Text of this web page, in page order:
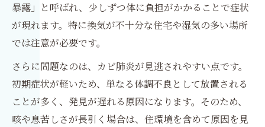
暴露」と呼ばれ、少しずつ体に負担がかかることで症状
が現れます。特に換気が不十分な住宅や湿気の多い場所
では注意が必要です。
さらに問題なのは、カビ肺炎が見逃されやすい点です。
初期症状が軽いため、単なる体調不良として放置される
ことが多く、発見が遅れる原因になります。そのため、
咳や息苦しさが長引く場合は、住環境を含めて原因を見